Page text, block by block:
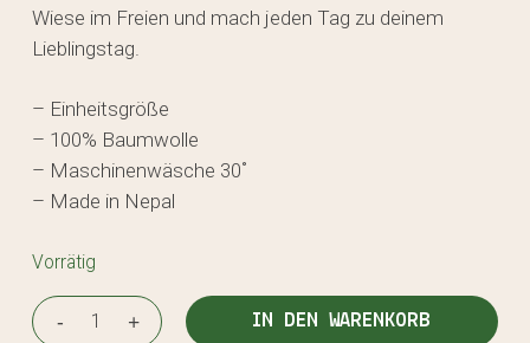
Wiese im Freien und mach jeden Tag zu deinem
Lieblingstag.
– Einheitsgröße
– 100% Baumwolle
– Maschinenwäsche 30˚
– Made in Nepal
Vorrätig
IN DEN WARENKORB